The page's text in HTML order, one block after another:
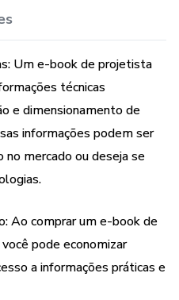
o tempo de retorno. Além
práticos de projetos
de materiais e
projetos elétricos, a
a segurança e o
é fornecer aos leitores
sistemas fotovoltaicos e
sistemas de energia
e econômica.
Um e-book de projetista
técnicas
e dimensionamento de
informações podem ser
no mercado ou deseja se
Ao comprar um e-book de
pode economizar
a informações práticas e